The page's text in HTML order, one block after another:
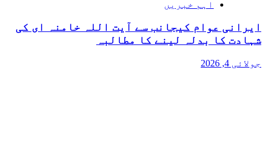
اہم خبریں
ایرانی عوام کیجانب سے آیت اللہ خامنہ ای کی
شہادت کا بدلہ لینے کا مطالبہ
جولائی 4, 2026